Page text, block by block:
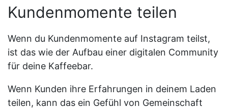
Kundenmomente teilen
Wenn du Kundenmomente auf Instagram teilst,
ist das wie der Aufbau einer digitalen Community
für deine Kaffeebar.
Wenn Kunden ihre Erfahrungen in deinem Laden
teilen, kann das ein Gefühl von Gemeinschaft